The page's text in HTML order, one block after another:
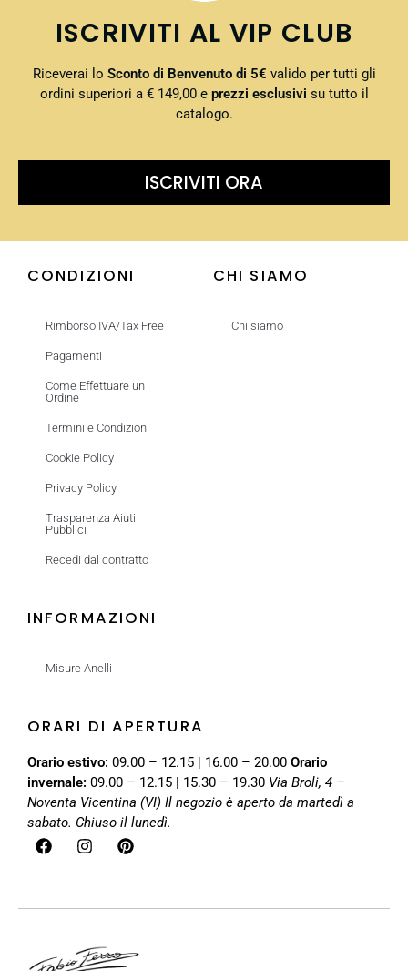
ISCRIVITI AL VIP CLUB
Riceverai lo Sconto di Benvenuto di 5€ valido per tutti gli
ordini superiori a € 149,00 e prezzi esclusivi su tutto il
catalogo.
ISCRIVITI ORA
CONDIZIONI
Rimborso IVA/Tax Free
Pagamenti
Come Effettuare un
Ordine
Termini e Condizioni
Cookie Policy
Privacy Policy
Trasparenza Aiuti
Pubblici
Recedi dal contratto
CHI SIAMO
Chi siamo
INFORMAZIONI
Misure Anelli
ORARI DI APERTURA
Orario estivo: 09.00 – 12.15 | 16.00 – 20.00 Orario
invernale: 09.00 – 12.15 | 15.30 – 19.30 Via Broli, 4 –
Noventa Vicentina (VI) Il negozio è aperto da martedì a
sabato. Chiuso il lunedì.